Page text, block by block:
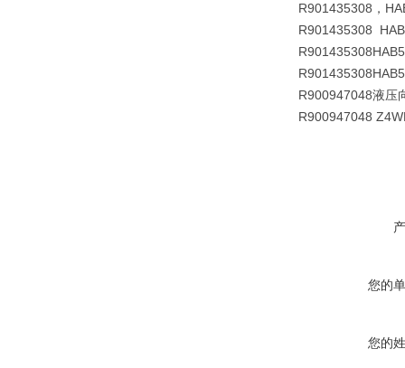
R901435308，
R901435308
R901435308
R901435308
R900947048液压
R900947048
您的
您的